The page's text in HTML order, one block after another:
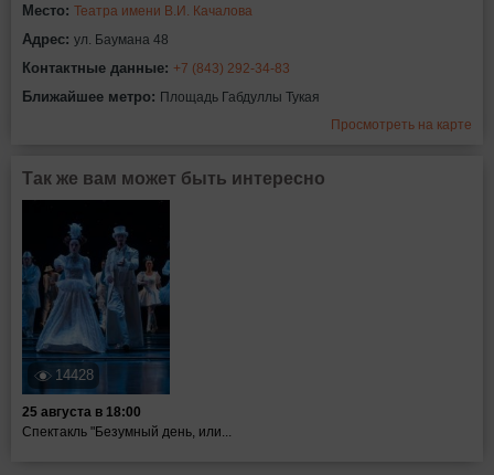
Место: Театра имени В.И. Качалова
Адрес: ул. Баумана 48
Контактные данные: +7 (843) 292-34-83
Ближайшее метро: Площадь Габдуллы Тукая
Просмотреть на карте
Так же вам может быть интересно
14428
25 августа в 18:00
Спектакль "Безумный день, или...